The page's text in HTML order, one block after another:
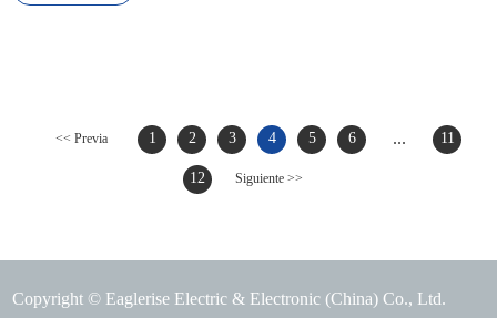
<< Previa 1 2 3 4 5 6 ... 11
12 Siguiente >>
Copyright © Eaglerise Electric & Electronic (China) Co., Ltd.